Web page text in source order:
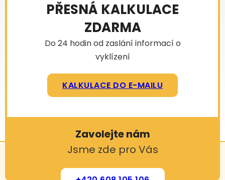
PŘESNÁ KALKULACE
ZDARMA
Do 24 hodin od zaslání informací o
vyklízení
KALKULACE DO E-MAILU
Zavolejte nám
Jsme zde pro Vás